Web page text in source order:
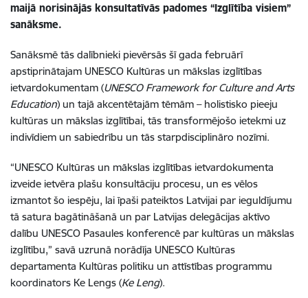
maijā norisinājās konsultatīvās padomes “Izglītība visiem”
sanāksme.
Sanāksmē tās dalībnieki pievērsās šī gada februārī
apstiprinātajam UNESCO Kultūras un mākslas izglītības
ietvardokumentam (UNESCO Framework for Culture and Arts
Education) un tajā akcentētajām tēmām – holistisko pieeju
kultūras un mākslas izglītībai, tās transformējošo ietekmi uz
indivīdiem un sabiedrību un tās starpdisciplināro nozīmi.
“UNESCO Kultūras un mākslas izglītības ietvardokumenta
izveide ietvēra plašu konsultāciju procesu, un es vēlos
izmantot šo iespēju, lai īpaši pateiktos Latvijai par ieguldījumu
tā satura bagātināšanā un par Latvijas delegācijas aktīvo
dalību UNESCO Pasaules konferencē par kultūras un mākslas
izglītību,” savā uzrunā norādīja UNESCO Kultūras
departamenta Kultūras politiku un attīstības programmu
koordinators Ke Lengs (Ke Leng).